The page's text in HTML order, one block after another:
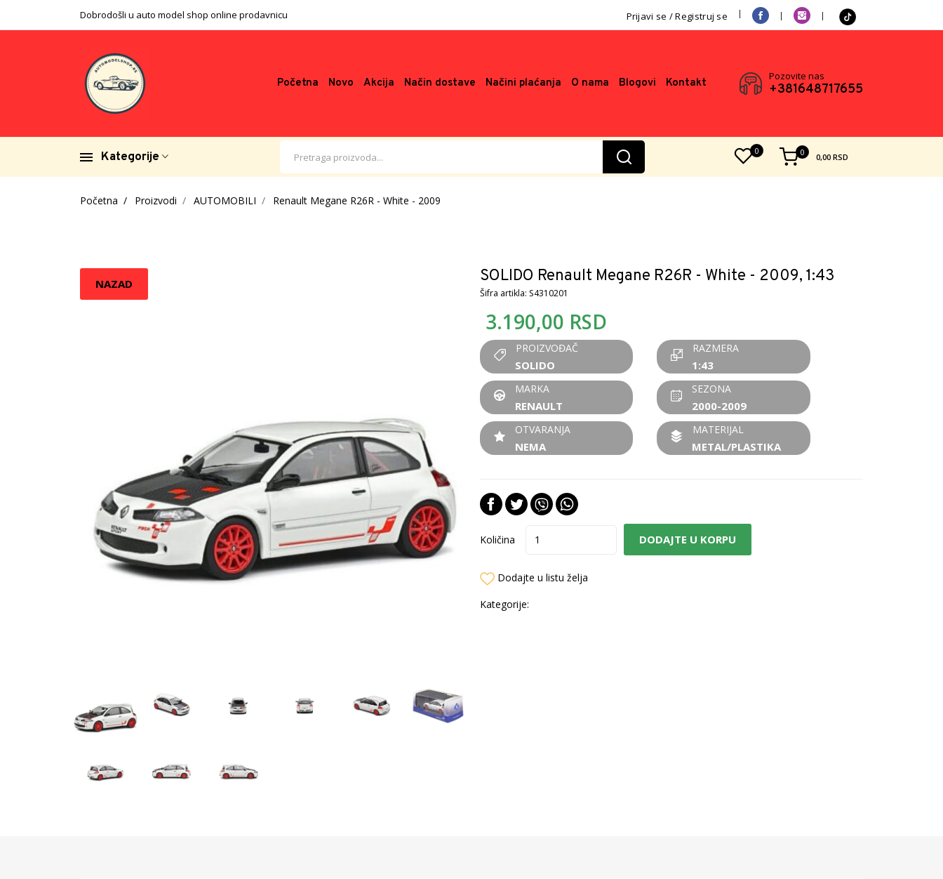
Dobrodošli u auto model shop online prodavnicu Prijavi se / Registruj se
Početna Novo Akcija Način dostave Načini plaćanja O nama Blogovi Kontakt
Pozovite nas
+381648717655
Kategorije 0
0,00 RSD
0
Početna Proizvodi AUTOMOBILI Renault Megane R26R - White - 2009
NAZAD SOLIDO Renault Megane R26R - White - 2009, 1:43
Šifra artikla: S4310201
3.190,00 RSD
PROIZVOĐAČ
SOLIDO
RAZMERA
1:43
MARKA
RENAULT
SEZONA
2000-2009
OTVARANJA
NEMA
MATERIJAL
METAL/PLASTIKA
Količina DODAJTE U KORPU
Dodajte u listu želja
Kategorije: